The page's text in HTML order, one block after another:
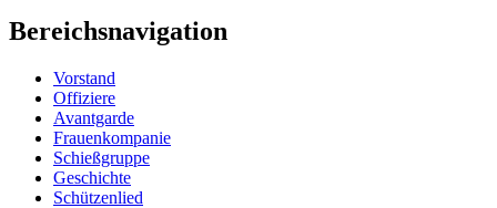
Bereichsnavigation
Vorstand
Offiziere
Avantgarde
Frauenkompanie
Schießgruppe
Geschichte
Schützenlied